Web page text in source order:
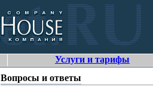
Услуги и тарифы
Вопросы и ответы